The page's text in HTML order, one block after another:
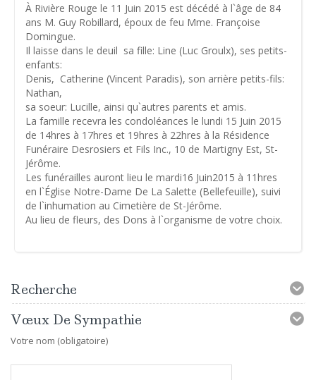
À Rivière Rouge le 11 Juin 2015 est décédé à l`âge de 84
ans M. Guy Robillard, époux de feu Mme. Françoise
Domingue.
Il laisse dans le deuil sa fille: Line (Luc Groulx), ses petits-
enfants:
Denis, Catherine (Vincent Paradis), son arrière petits-fils:
Nathan,
sa soeur: Lucille, ainsi qu`autres parents et amis.
La famille recevra les condoléances le lundi 15 Juin 2015
de 14hres à 17hres et 19hres à 22hres à la Résidence
Funéraire Desrosiers et Fils Inc., 10 de Martigny Est, St-
Jérôme.
Les funérailles auront lieu le mardi16 Juin2015 à 11hres
en l`Église Notre-Dame De La Salette (Bellefeuille), suivi
de l`inhumation au Cimetière de St-Jérôme.
Au lieu de fleurs, des Dons à l`organisme de votre choix.
Recherche
Vœux De Sympathie
Votre nom (obligatoire)